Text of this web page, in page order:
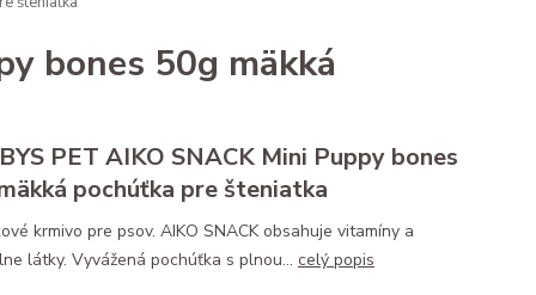
bones 50g mäkká
PET AIKO SNACK Mini Puppy bones
pochúťka pre šteniatka
krmivo pre psov. AIKO SNACK obsahuje vitamíny a
látky. Vyvážená pochúťka s plnou... celý popis